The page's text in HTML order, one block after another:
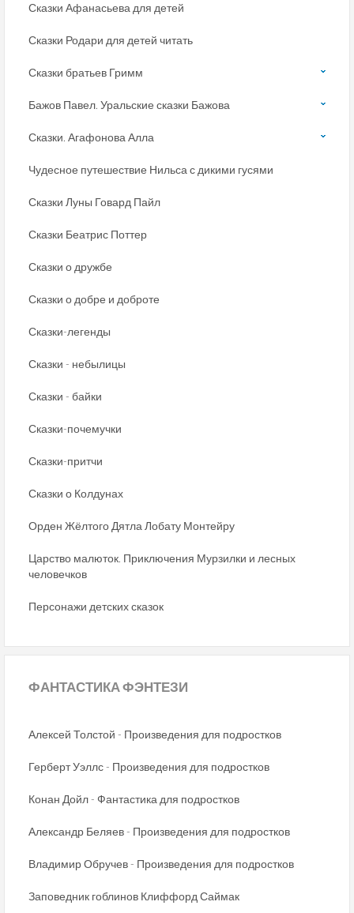
Сказки Афанасьева для детей
Сказки Родари для детей читать
Сказки братьев Гримм
Бажов Павел. Уральские сказки Бажова
Сказки. Агафонова Алла
Чудесное путешествие Нильса с дикими гусями
Сказки Луны Говард Пайл
Сказки Беатрис Поттер
Сказки о дружбе
Сказки о добре и доброте
Сказки-легенды
Сказки - небылицы
Сказки - байки
Сказки-почемучки
Сказки-притчи
Сказки о Колдунах
Орден Жёлтого Дятла Лобату Монтейру
Царство малюток. Приключения Мурзилки и лесных
человечков
Персонажи детских сказок
ФАНТАСТИКАФЭНТЕЗИ
Алексей Толстой - Произведения для подростков
Герберт Уэллс - Произведения для подростков
Конан Дойл - Фантастика для подростков
Александр Беляев - Произведения для подростков
Владимир Обручев - Произведения для подростков
Заповедник гоблинов Клиффорд Саймак